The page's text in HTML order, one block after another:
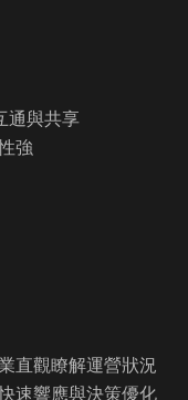
通與共享
強
直觀瞭解運營狀況
速響應與決策優化